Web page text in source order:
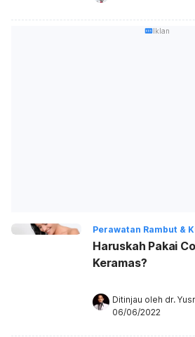
Iklan
Perawatan Rambut &
Haruskah Pakai
Keramas?
Ditinjau oleh dr.
06/06/2022